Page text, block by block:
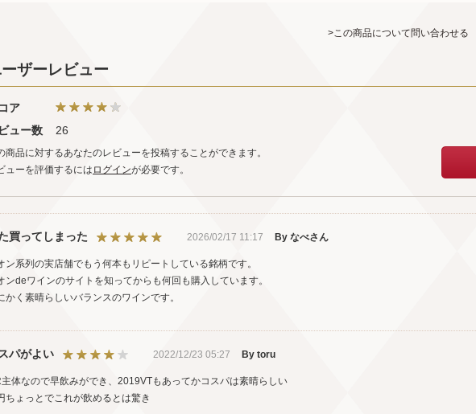
>この商品について問い合わせる
ザーレビュー
ア
ュー数
26
商品に対するあなたのレビューを投稿することができます。
ューを評価するには ログインが必要です。
買ってしまった 2026/02/17 11:17 By なべさん
ン系列の実店舗でもう何本もリピートしている銘柄です。
ンdeワインのサイトを知ってからも何回も購入しています。
かく素晴らしいバランスのワインです。
パがよい 2022/12/23 05:27 By toru
主体なので早飲みができ、2019VTもあってかコスパは素晴らしい
ちょっとでこれが飲めるとは驚き